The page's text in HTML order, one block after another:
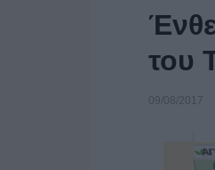
του
09/08/2017